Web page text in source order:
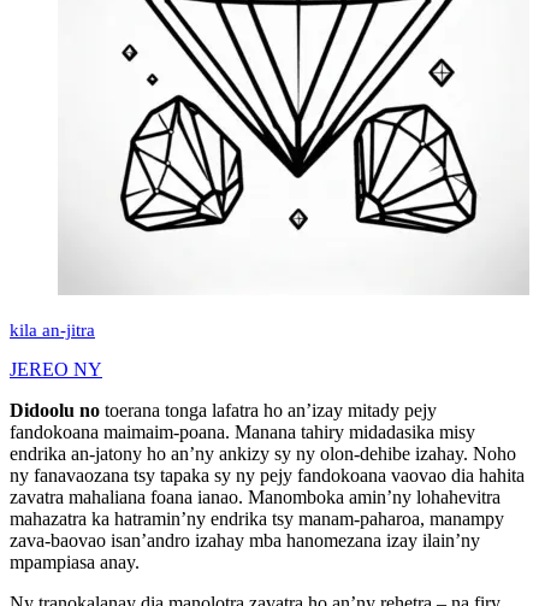
kila an-jitra
JEREO NY
Didoolu no toerana tonga lafatra ho an’izay mitady pejy
fandokoana maimaim-poana. Manana tahiry midadasika misy
endrika an-jatony ho an’ny ankizy sy ny olon-dehibe izahay. Noho
ny fanavaozana tsy tapaka sy ny pejy fandokoana vaovao dia hahita
zavatra mahaliana foana ianao. Manomboka amin’ny lohahevitra
mahazatra ka hatramin’ny endrika tsy manam-paharoa, manampy
zava-baovao isan’andro izahay mba hanomezana izay ilain’ny
mpampiasa anay.